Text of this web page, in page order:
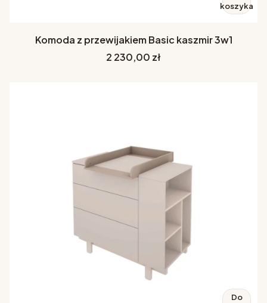
koszyka
Komoda z przewijakiem Basic kaszmir 3w1
Cena
2 230,00 zł
Do